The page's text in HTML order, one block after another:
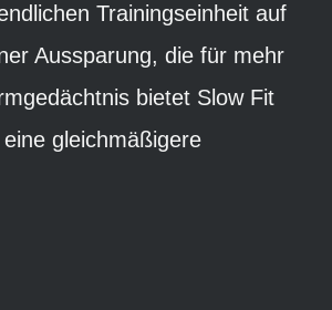
Trainingseinheit auf
Aussparung, die für mehr
bietet Slow Fit
gleichmäßigere